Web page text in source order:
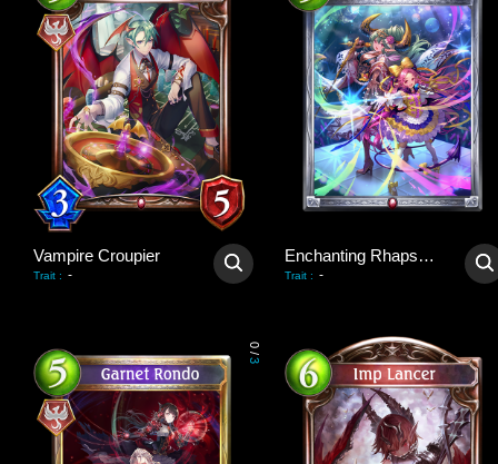
Vampire Croupier
Trait : -
Enchanting Rhapsody
Trait : -
0
/
3